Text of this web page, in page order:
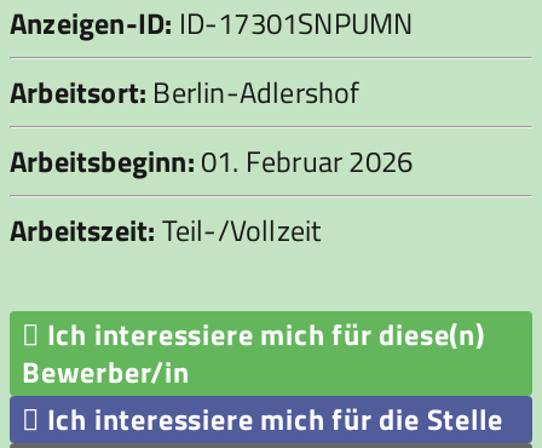
Anzeigen-ID: ID-17301SNPUMN
Arbeitsort: Berlin-Adlershof
Arbeitsbeginn:01. Februar 2026
Arbeitszeit:Teil-/Vollzeit
 Ich interessiere mich für diese(n)
Bewerber/in
 Ich interessiere mich für die Stelle